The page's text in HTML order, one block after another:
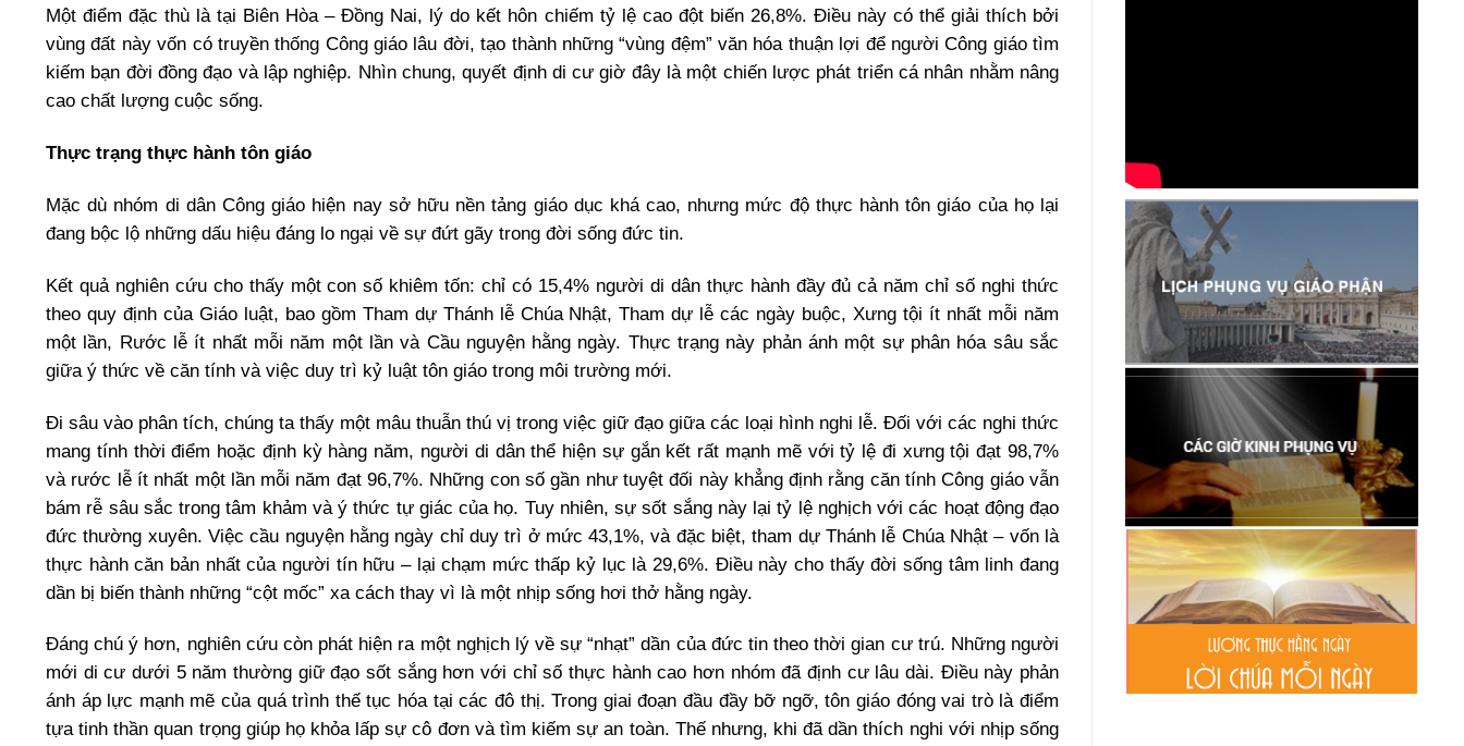
Một điểm đặc thù là tại Biên Hòa – Đồng Nai, lý do kết hôn chiếm tỷ lệ cao đột biến 26,8%. Điều này có thể giải thích bởi
vùng đất này vốn có truyền thống Công giáo lâu đời, tạo thành những “vùng đệm” văn hóa thuận lợi để người Công giáo tìm
kiếm bạn đời đồng đạo và lập nghiệp. Nhìn chung, quyết định di cư giờ đây là một chiến lược phát triển cá nhân nhằm nâng
cao chất lượng cuộc sống.
Thực trạng thực hành tôn giáo
Mặc dù nhóm di dân Công giáo hiện nay sở hữu nền tảng giáo dục khá cao, nhưng mức độ thực hành tôn giáo của họ lại
đang bộc lộ những dấu hiệu đáng lo ngại về sự đứt gãy trong đời sống đức tin.
Kết quả nghiên cứu cho thấy một con số khiêm tốn: chỉ có 15,4% người di dân thực hành đầy đủ cả năm chỉ số nghi thức
theo quy định của Giáo luật, bao gồm Tham dự Thánh lễ Chúa Nhật, Tham dự lễ các ngày buộc, Xưng tội ít nhất mỗi năm
một lần, Rước lễ ít nhất mỗi năm một lần và Cầu nguyện hằng ngày. Thực trạng này phản ánh một sự phân hóa sâu sắc
giữa ý thức về căn tính và việc duy trì kỷ luật tôn giáo trong môi trường mới.
Đi sâu vào phân tích, chúng ta thấy một mâu thuẫn thú vị trong việc giữ đạo giữa các loại hình nghi lễ. Đối với các nghi thức
mang tính thời điểm hoặc định kỳ hàng năm, người di dân thể hiện sự gắn kết rất mạnh mẽ với tỷ lệ đi xưng tội đạt 98,7%
và rước lễ ít nhất một lần mỗi năm đạt 96,7%. Những con số gần như tuyệt đối này khẳng định rằng căn tính Công giáo vẫn
bám rễ sâu sắc trong tâm khảm và ý thức tự giác của họ. Tuy nhiên, sự sốt sắng này lại tỷ lệ nghịch với các hoạt động đạo
đức thường xuyên. Việc cầu nguyện hằng ngày chỉ duy trì ở mức 43,1%, và đặc biệt, tham dự Thánh lễ Chúa Nhật – vốn là
thực hành căn bản nhất của người tín hữu – lại chạm mức thấp kỷ lục là 29,6%. Điều này cho thấy đời sống tâm linh đang
dần bị biến thành những “cột mốc” xa cách thay vì là một nhịp sống hơi thở hằng ngày.
Đáng chú ý hơn, nghiên cứu còn phát hiện ra một nghịch lý về sự “nhạt” dần của đức tin theo thời gian cư trú. Những người
mới di cư dưới 5 năm thường giữ đạo sốt sắng hơn với chỉ số thực hành cao hơn nhóm đã định cư lâu dài. Điều này phản
ánh áp lực mạnh mẽ của quá trình thế tục hóa tại các đô thị. Trong giai đoạn đầu đầy bỡ ngỡ, tôn giáo đóng vai trò là điểm
tựa tinh thần quan trọng giúp họ khỏa lấp sự cô đơn và tìm kiếm sự an toàn. Thế nhưng, khi đã dần thích nghi với nhịp sống